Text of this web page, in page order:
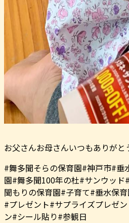
お父さんお母さんいつもありがと
#舞多聞そらの保育園#神戸市#垂
園#舞多聞100年の杜#サンウッ
聞もりの保育園#子育て#垂水保
#プレゼント#サプライズプレゼ
ン#シール貼り#参観日